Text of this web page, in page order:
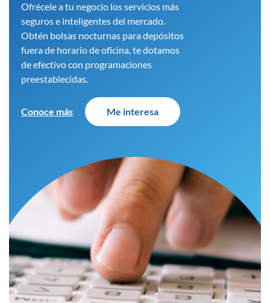
Ofrécele a tu negocio los servicios más
seguros e inteligentes del mercado.
Obtén bolsas nocturnas para depósitos
fuera de horario de oficina, te dotamos
de efectivo con programaciones
preestablecidas.
Conoce más Me interesa